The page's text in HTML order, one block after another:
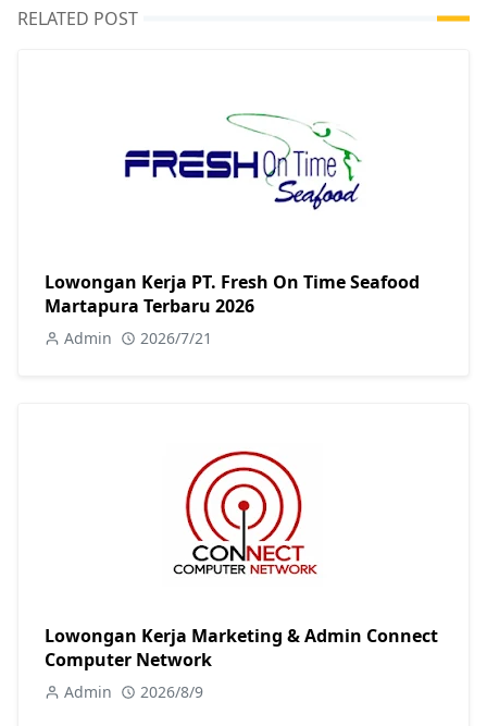
RELATED POST
Lowongan Kerja PT. Fresh On Time Seafood
Martapura Terbaru 2026
Admin 2026/7/21
Lowongan Kerja Marketing & Admin Connect
Computer Network
Admin 2026/8/9